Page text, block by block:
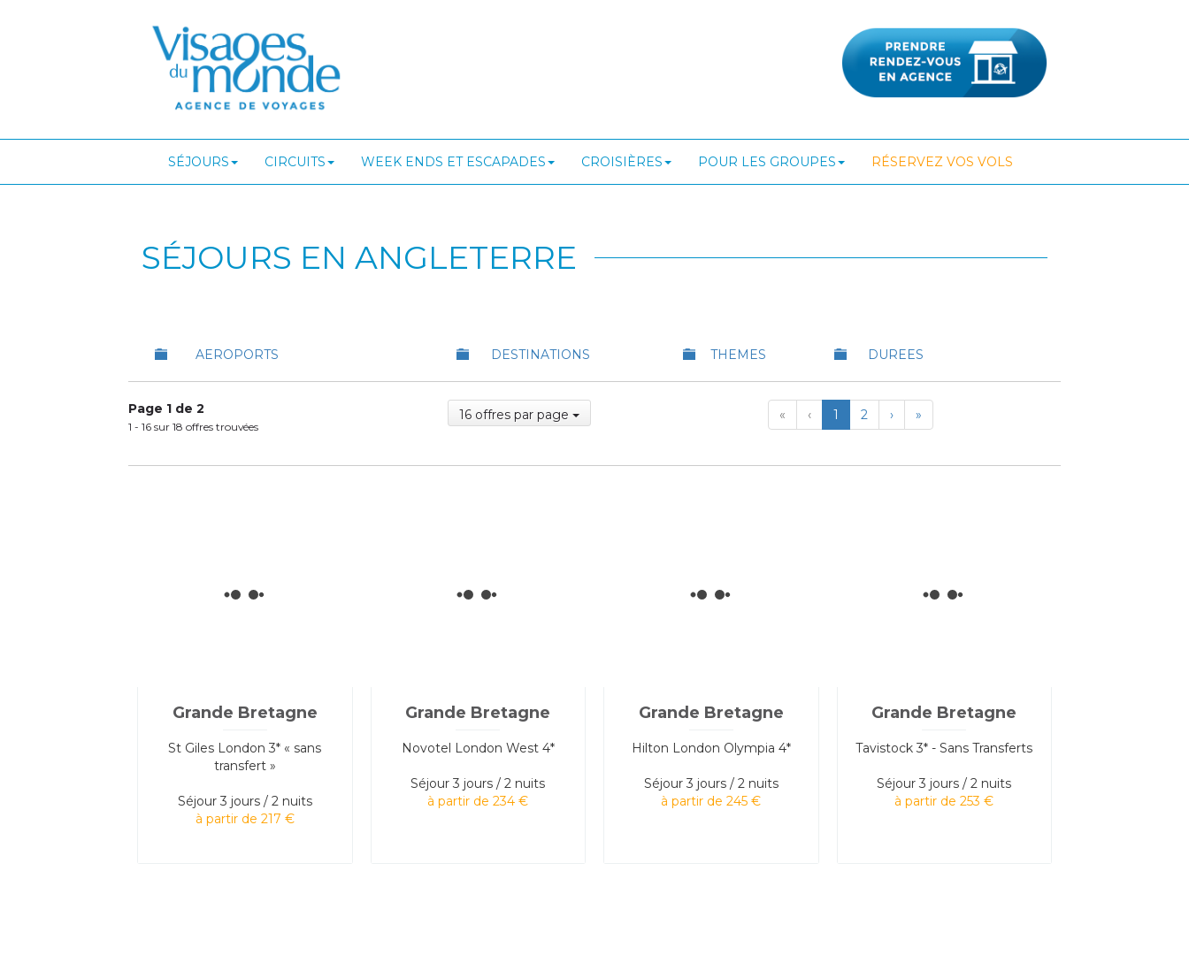
SÉJOURS CIRCUITS WEEK ENDS ET ESCAPADES CROISIÈRES POUR LES GROUPES RÉSERVEZ VOS VOLS
SÉJOURS EN ANGLETERRE
AEROPORTS DESTINATIONS THEMES DUREES
Page 1 de 2
1 - 16 sur 18 offres trouvées
16 offres par page «First‹Previous
1 2 ›Next
»Last
Grande Bretagne
St Giles London 3* « sans
transfert »
Séjour 3 jours / 2 nuits
à partir de 217 €
Grande Bretagne
Novotel London West 4*
Séjour 3 jours / 2 nuits
à partir de 234 €
Grande Bretagne
Hilton London Olympia 4*
Séjour 3 jours / 2 nuits
à partir de 245 €
Grande Bretagne
Tavistock 3* - Sans Transferts
Séjour 3 jours / 2 nuits
à partir de 253 €